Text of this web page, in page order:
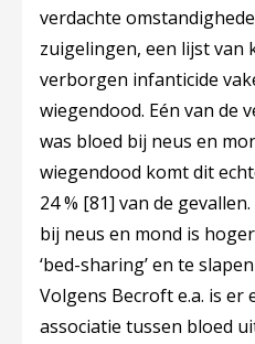
verdachte
zuigelingen, een lijst van
verborgen infanticide
wiegendood. Eén van de
was bloed bij neus en
wiegendood komt dit
24 % [81] van de
bij neus en mond is
‘bed-sharing’ en te
Volgens Becroft e.a. is er
associatie tussen bloed